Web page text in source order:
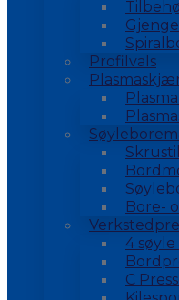
Profilvals
Bore-
4 søyle
C